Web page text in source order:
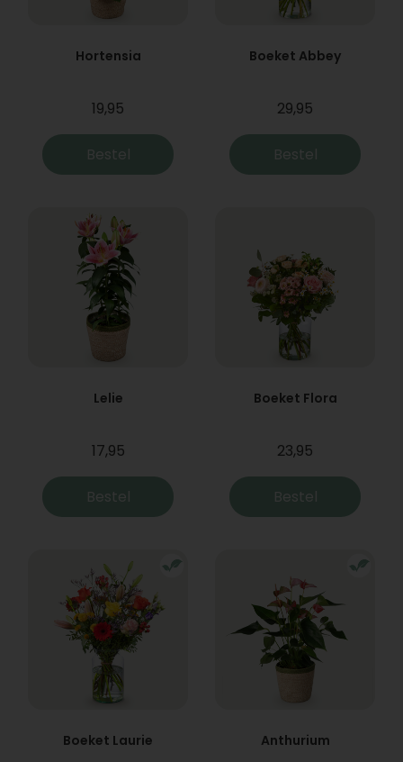
Hortensia
19,95
Bestel
Boeket Abbey
29,95
Bestel
Lelie
17,95
Bestel
Boeket Flora
23,95
Bestel
Boeket Laurie Anthurium